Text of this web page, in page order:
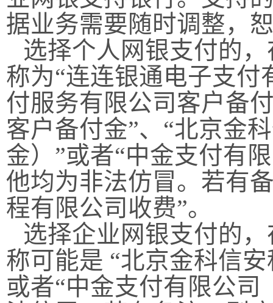
据业务需要随时调整，
选择个人网银支付的
称为“连连银通电子支付
付服务有限公司客户备
客户备付金”、“北京金
金）”或者“中金支付有
他均为非法仿冒。若有
程有限公司收费”。
选择企业网银支付的
称可能是 “北京金科信
或者“中金支付有限公司